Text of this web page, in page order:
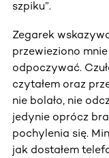
szpiku”.
Zegarek
przewieziono
odpoczywać.
czytałem oraz
nie bolało, nie
jedynie oprócz
pochylenia się.
jak dostałem